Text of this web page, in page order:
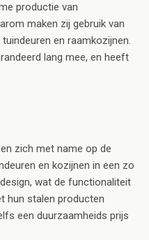
productie van
maken zij gebruik van
en raamkozijnen.
lang mee, en heeft
zich met name op de
en kozijnen in een zo
wat de functionaliteit
hun stalen producten
een duurzaamheids prijs